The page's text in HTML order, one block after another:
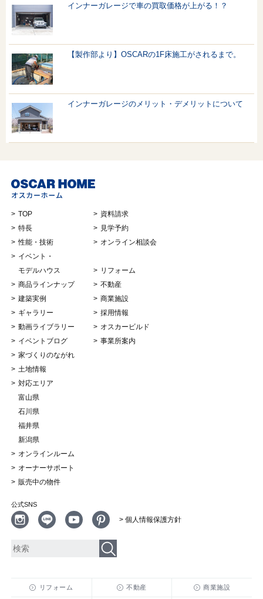
インナーガレージで車の買取価格が上がる！？
【製作部より】OSCARの1F床施工がされるまで。
インナーガレージのメリット・デメリットについて
TOP
特長
性能・技術
イベント・
モデルハウス
商品ラインナップ
建築実例
ギャラリー
動画ライブラリー
イベントブログ
家づくりのながれ
土地情報
対応エリア
富山県
石川県
福井県
新潟県
オンラインルーム
オーナーサポート
販売中の物件
資料請求
見学予約
オンライン相談会
リフォーム
不動産
商業施設
採用情報
オスカービルド
事業所案内
公式SNS
> 個人情報保護方針
リフォーム 不動産 商業施設